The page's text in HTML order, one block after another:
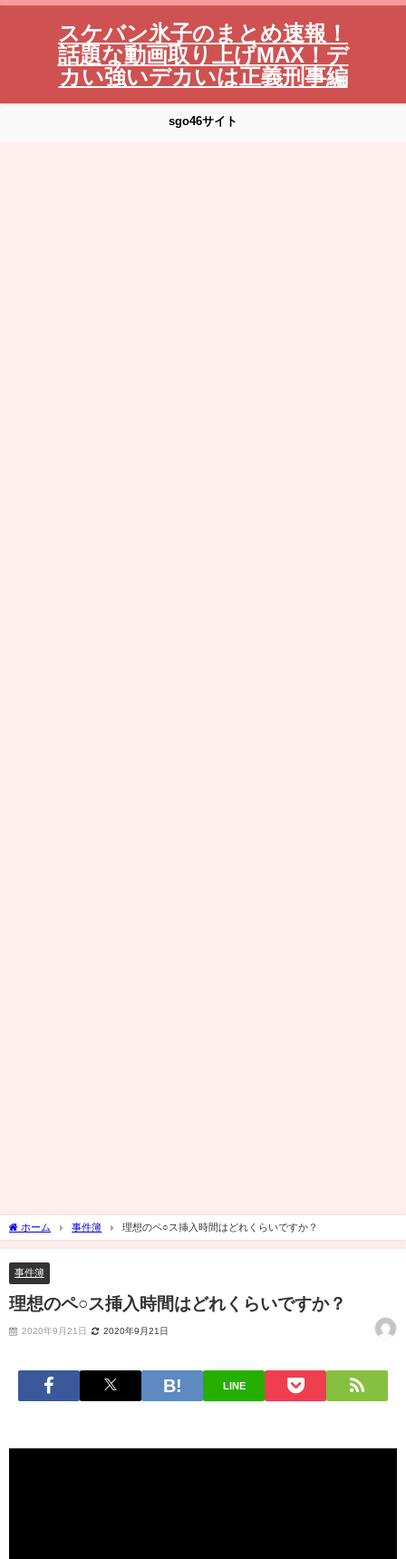
スケバン氷子のまとめ速報！
話題な動画取り上げMAX！デ
カい強いデカいは正義刑事編
sgo46サイト
ホーム 事件簿 理想のペ○ス挿入時間はどれくらいですか？
事件簿
理想のペ○ス挿入時間はどれくらいですか？
2020年9月21日 2020年9月21日
LINE